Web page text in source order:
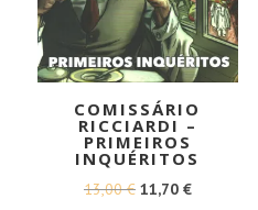
COMISSÁRIO
RICCIARDI –
PRIMEIROS
INQUÉRITOS
13,00€ O
11,70 €O